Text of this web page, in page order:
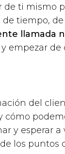
ti mismo
tiempo,
llamada
empezar de
del
y esperar
los puntos